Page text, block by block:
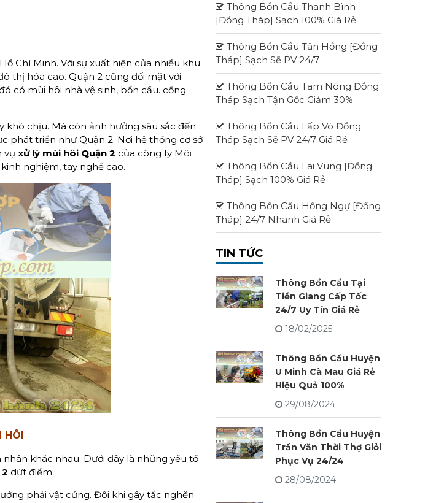
Chí Minh. Với sự xuất hiện của nhiều khu
thị hóa cao. Quận 2 cũng đối mặt với
có mùi hôi nhà vệ sinh, bồn cầu. cống
khó chịu. Mà còn ảnh hưởng sâu sắc đến
phát triển như Quận 2. Nơi hệ thống cơ sở
vụ xử lý mùi hôi Quận 2 của công ty Môi
nghiệm, tay nghề cao.
HÔI
khác nhau. Dưới đây là những yếu tố
dứt điểm:
phải vật cứng. Đôi khi gây tắc nghẽn
Thông Bồn Cầu Thanh Bình
[Đồng Tháp] Sạch 100% Giá Rẻ
Thông Bồn Cầu Tân Hồng [Đồng
Tháp] Sạch Sẽ PV 24/7
Thông Bồn Cầu Tam Nông Đồng
Tháp Sạch Tận Gốc Giảm 30%
Thông Bồn Cầu Lấp Vò Đồng
Tháp Sạch Sẽ PV 24/7 Giá Rẻ
Thông Bồn Cầu Lai Vung [Đồng
Tháp] Sạch 100% Giá Rẻ
Thông Bồn Cầu Hồng Ngự [Đồng
Tháp] 24/7 Nhanh Giá Rẻ
TIN TỨC
Thông Bồn Cầu Tại
Tiền Giang Cấp Tốc
24/7 Uy Tín Giá Rẻ
18/02/2025
Thông Bồn Cầu Huyện
U Minh Cà Mau Giá Rẻ
Hiệu Quả 100%
29/08/2024
Thông Bồn Cầu Huyện
Trần Văn Thời Thợ Giỏi
Phục Vụ 24/24
28/08/2024